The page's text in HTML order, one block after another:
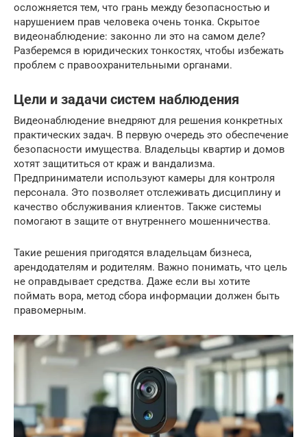
осложняется тем, что грань между безопасностью и
нарушением прав человека очень тонка. Скрытое
видеонаблюдение: законно ли это на самом деле?
Разберемся в юридических тонкостях, чтобы избежать
проблем с правоохранительными органами.
Цели и задачи систем наблюдения
Видеонаблюдение внедряют для решения конкретных
практических задач. В первую очередь это обеспечение
безопасности имущества. Владельцы квартир и домов
хотят защититься от краж и вандализма.
Предприниматели используют камеры для контроля
персонала. Это позволяет отслеживать дисциплину и
качество обслуживания клиентов. Также системы
помогают в защите от внутреннего мошенничества.
Такие решения пригодятся владельцам бизнеса,
арендодателям и родителям. Важно понимать, что цель
не оправдывает средства. Даже если вы хотите
поймать вора, метод сбора информации должен быть
правомерным.